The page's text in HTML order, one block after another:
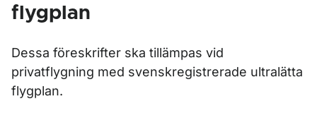
flygplan
Dessa föreskrifter ska tillämpas vid
privatflygning med svenskregistrerade ultralätta
flygplan.